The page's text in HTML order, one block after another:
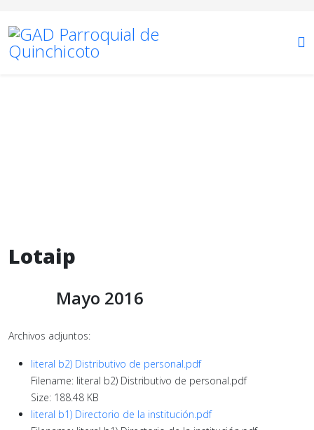
Lotaip
Mayo 2016
Archivos adjuntos:
literal b2) Distributivo de personal.pdf
Filename: literal b2) Distributivo de personal.pdf
Size: 188.48 KB
literal b1) Directorio de la institución.pdf